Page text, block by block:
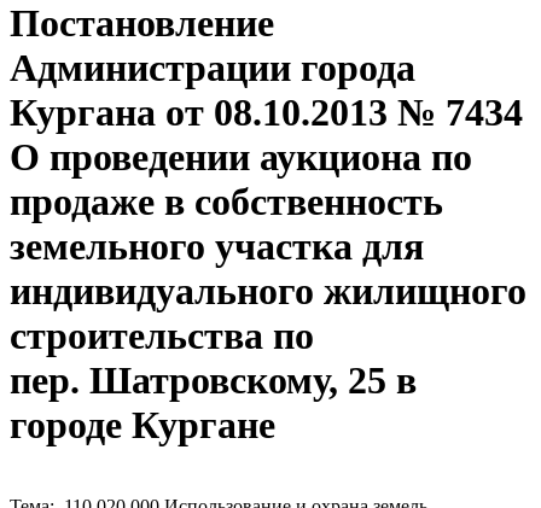
Постановление
Администрации города
Кургана от 08.10.2013 № 7434
О проведении аукциона по
продаже в собственность
земельного участка для
индивидуального жилищного
строительства по
пер. Шатровскому, 25 в
городе Кургане